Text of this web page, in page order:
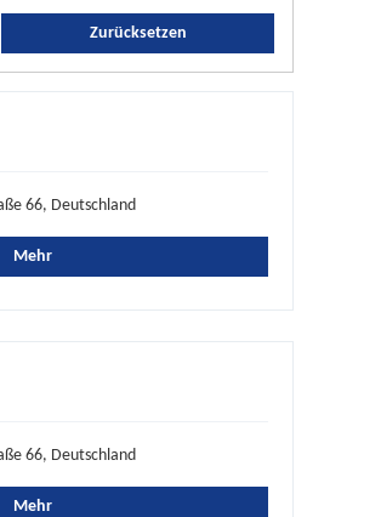
Zurücksetzen
66, Deutschland
Mehr
66, Deutschland
Mehr